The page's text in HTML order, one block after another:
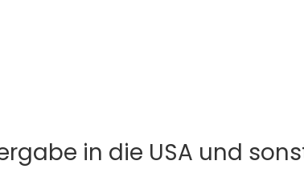
in die USA und